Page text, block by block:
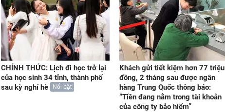
CHÍNH THỨC: Lịch đi học trở lại
của học sinh 34 tỉnh, thành phố
sau kỳ nghỉ hè
Nổi bật
Khách gửi tiết kiệm hơn 77 triệu
đồng, 2 tháng sau được ngân
hàng Trung Quốc thông báo:
“Tiền đang nằm trong tài khoản
của công ty bảo hiểm”